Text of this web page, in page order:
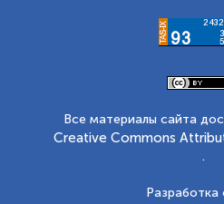
Все материалы сайта
Creative Commons
.
Разработка